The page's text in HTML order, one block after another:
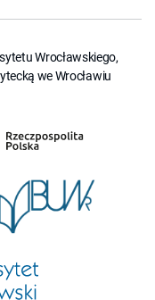
Wrocławskiego,
we Wrocławiu